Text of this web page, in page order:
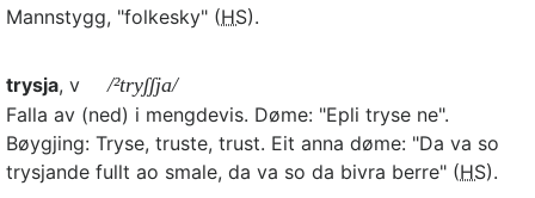
Mannstygg, "folkesky" (HS).
trysja, v
/²tryʃʃja/
Falla av (ned) i mengdevis. Døme: "Epli tryse ne".
Bøygjing: Tryse, truste, trust. Eit anna døme: "Da va so
trysjande fullt ao smale, da va so da bivra berre" (HS).